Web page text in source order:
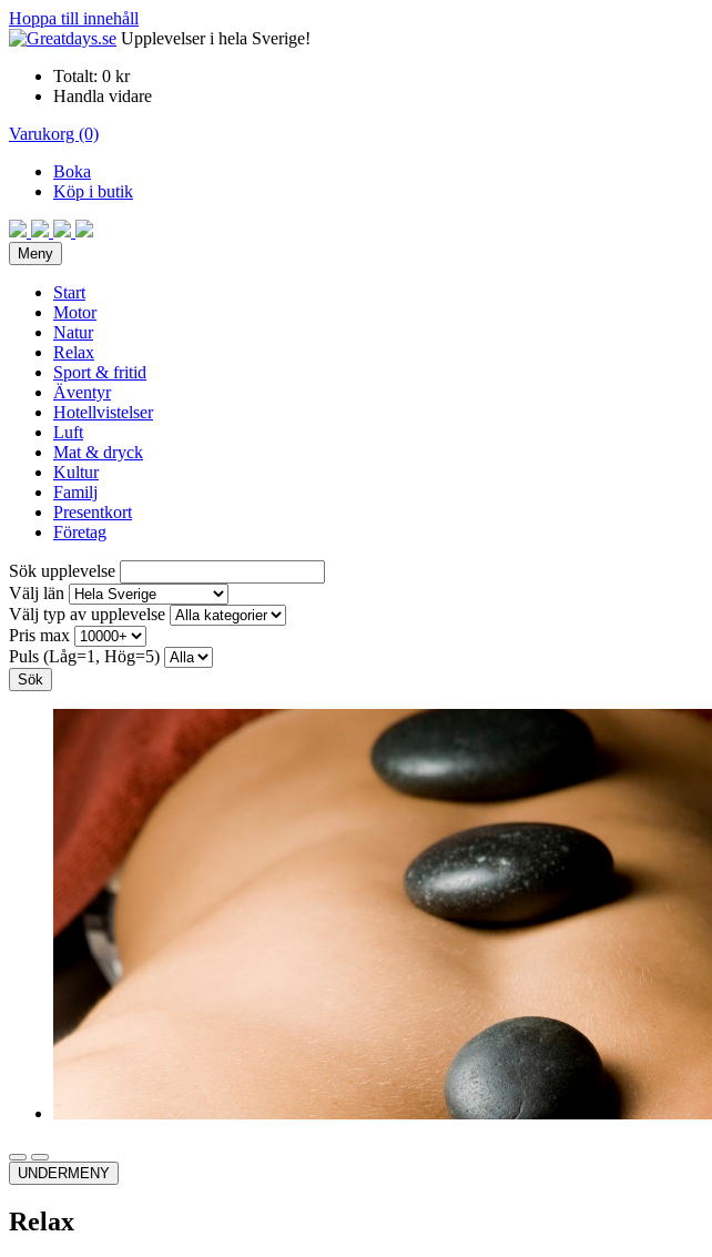
Hoppa till innehåll
Upplevelser i hela Sverige!
Totalt: 0 kr
Handla vidare
Varukorg (0)
Boka
Köp i butik
Meny
Start
Motor
Natur
Relax
Sport & fritid
Äventyr
Hotellvistelser
Luft
Mat & dryck
Kultur
Familj
Presentkort
Företag
Sök upplevelse
Välj län
Välj typ av upplevelse
Pris max
Puls (Låg=1, Hög=5)
UNDERMENY
Relax